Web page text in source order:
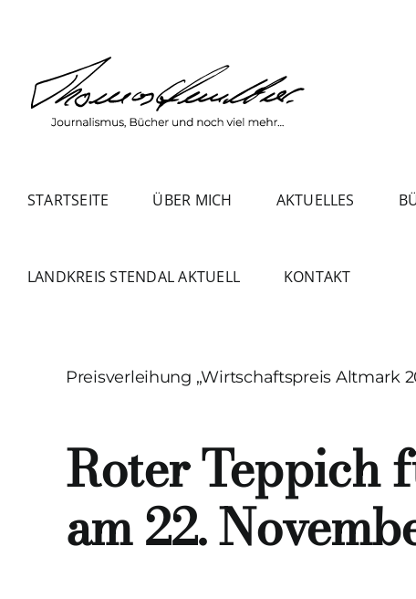
springen
STARTSEITE ÜBER MICH AKTUELLES
LANDKREIS STENDAL AKTUELL KONTAKT
Preisverleihung „Wirtschaftspreis Altmark
Roter Teppich
am 22.